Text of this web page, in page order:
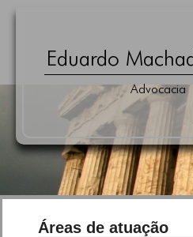
Áreas de atuação